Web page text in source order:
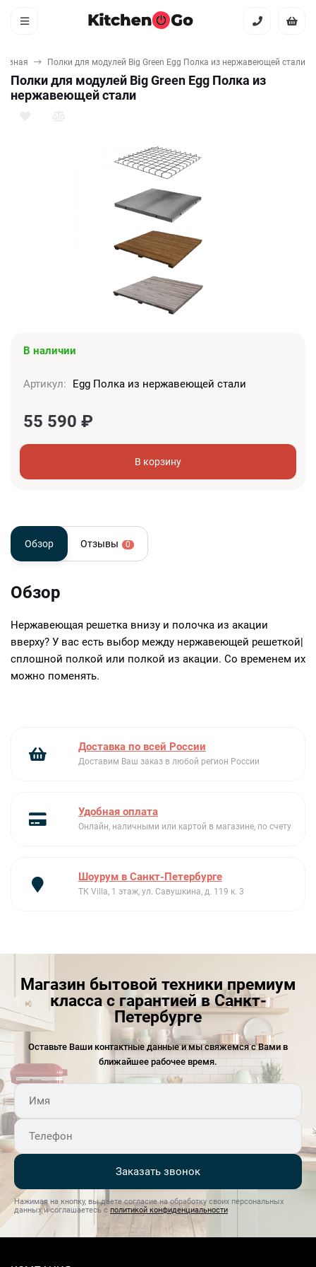
Полки для модулей Big Green Egg Полка из нержавеющей стали
Полки для модулей Big Green Egg Полка из
нержавеющей стали
В наличии
Артикул: Egg Полка из нержавеющей стали
55 590 ₽
В корзину
Обзор Отзывы 0
Обзор
Нержавеющая решетка внизу и полочка из акации
вверху? У вас есть выбор между нержавеющей решеткой|
сплошной полкой или полкой из акации. Со временем их
можно поменять.
Доставка по всей России
Доставим Ваш заказ в любой регион России
Удобная оплата
Онлайн, наличными или картой в магазине, по счету
Шоурум в Санкт-Петербурге
ТК Villa, 1 этаж, ул. Савушкина, д. 119 к. 3
Магазин бытовой техники премиум
класса с гарантией в Санкт-
Петербурге
Оставьте Ваши контактные данные и мы свяжемся с Вами в
ближайшее рабочее время.
Заказать звонок
Нажимая на кнопку, вы даете согласие на обработку своих персональных
данных и соглашаетесь с политикой конфиденциальности